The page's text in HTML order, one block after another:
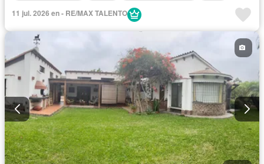
11 jul. 2026 en - RE/MAX TALENTO